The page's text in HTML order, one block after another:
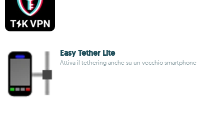
Easy Tether Lite
Attiva il tethering anche su un vecchio smartphone